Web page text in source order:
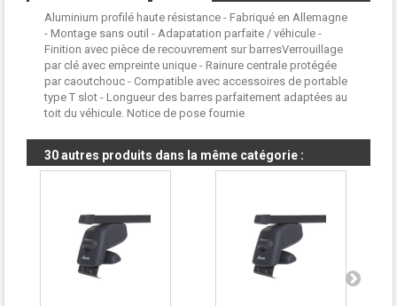
Aluminium profilé haute résistance - Fabriqué en Allemagne
- Montage sans outil - Adapatation parfaite / véhicule -
Finition avec pièce de recouvrement sur barresVerrouillage
par clé avec empreinte unique - Rainure centrale protégée
par caoutchouc - Compatible avec accessoires de portable
type T slot - Longueur des barres parfaitement adaptées au
toit du véhicule. Notice de pose fournie
30 autres produits dans la même catégorie :